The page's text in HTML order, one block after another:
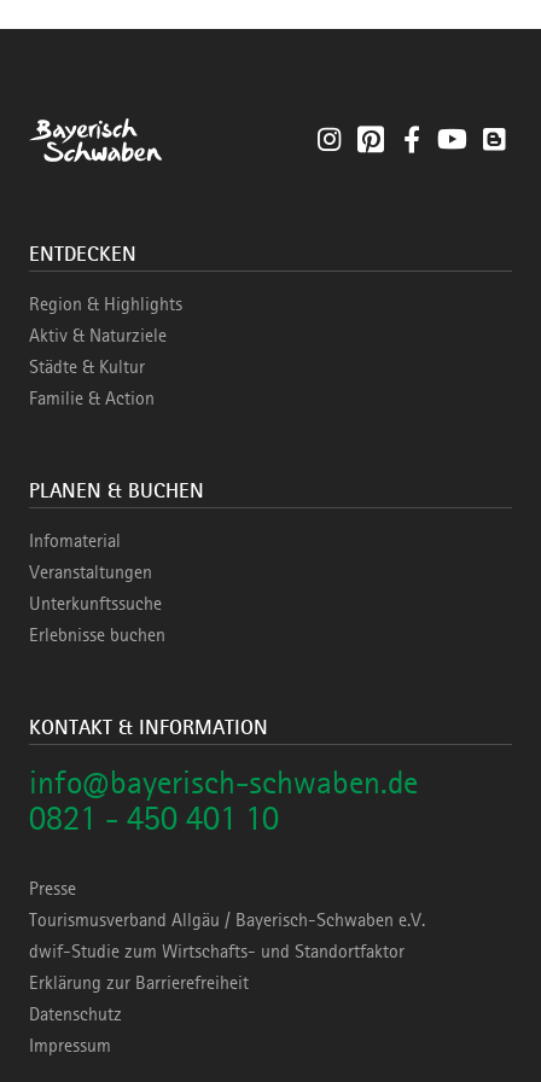
InstagramPinterestFacebookYouTube
ENTDECKEN
Region & Highlights
Aktiv & Naturziele
Städte & Kultur
Familie & Action
PLANEN & BUCHEN
Infomaterial
Veranstaltungen
Unterkunftssuche
Erlebnisse buchen
KONTAKT & INFORMATION
info@bayerisch-schwaben.de
0821 - 450 401 10
Presse
Tourismusverband Allgäu / Bayerisch-Schwaben e.V.
dwif-Studie zum Wirtschafts- und Standortfaktor
Erklärung zur Barrierefreiheit
Datenschutz
Impressum